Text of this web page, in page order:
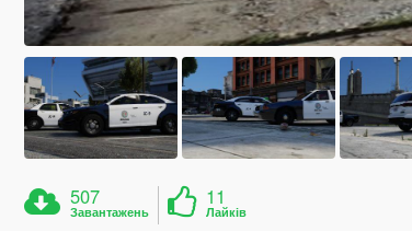
507
Завантажень
11
Лайків